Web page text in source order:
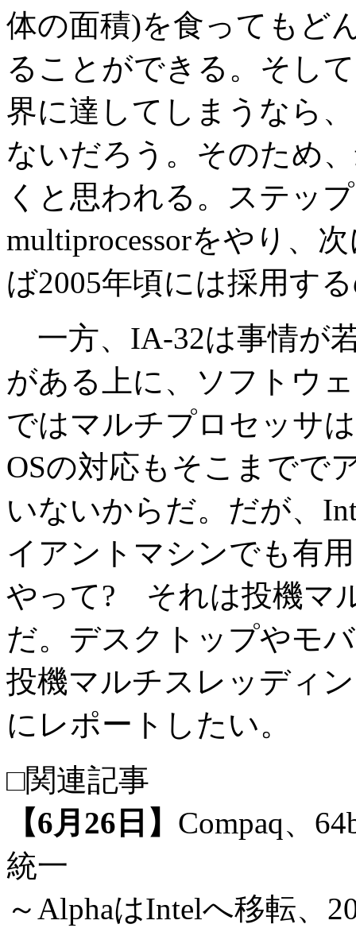
体の面積)を食ってもど
ることができる。そし
界に達してしまうなら
ないだろう。そのため
くと思われる。ステッ
multiprocessorをやり、
ば2005年頃には採用す
一方、IA-32は事情が
がある上に、ソフトウ
ではマルチプロセッサ
OSの対応もそこまでで
いないからだ。だが、
イアントマシンでも有
やって? それは投機マ
だ。デスクトップやモ
投機マルチスレッディ
にレポートしたい。
□関連記事
【6月26日】 Compaq、
統一
～AlphaはIntelへ移転、